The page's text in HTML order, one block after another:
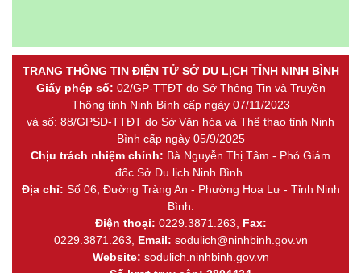
TRANG THÔNG TIN ĐIỆN TỬ SỞ DU LỊCH TỈNH NINH BÌNH
Giấy phép số: 02/GP-TTĐT do Sở Thông Tin và Truyền
Thông tỉnh Ninh Bình cấp ngày 07/11/2023
và số: 88/GPSD-TTĐT do Sở Văn hóa và Thể thao tỉnh Ninh
Bình cấp ngày 05/9/2025
Chịu trách nhiệm chính: Bà Nguyễn Thị Tâm - Phó Giám
đốc Sở Du lịch Ninh Bình.
Địa chỉ: Số 06, Đường Tràng An - Phường Hoa Lư - Tỉnh Ninh
Bình.
Điện thoại: 0229.3871.263, Fax:
0229.3871.263, Email: sodulich@ninhbinh.gov.vn
Website: sodulich.ninhbinh.gov.vn